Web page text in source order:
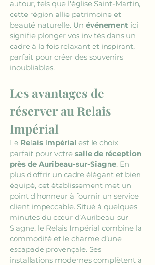
autour, tels que l'église Saint-Martin,
cette région allie patrimoine et
beauté naturelle. Un événement ici
signifie plonger vos invités dans un
cadre à la fois relaxant et inspirant,
parfait pour créer des souvenirs
inoubliables.
Les avantages de
réserver au Relais
Impérial
Le Relais Impérial est le choix
parfait pour votre salle de réception
près de Auribeau-sur-Siagne. En
plus d'offrir un cadre élégant et bien
équipé, cet établissement met un
point d'honneur à fournir un service
client impeccable. Situé à quelques
minutes du cœur d’Auribeau-sur-
Siagne, le Relais Impérial combine la
commodité et le charme d’une
escapade provençale. Ses
installations modernes complètent à